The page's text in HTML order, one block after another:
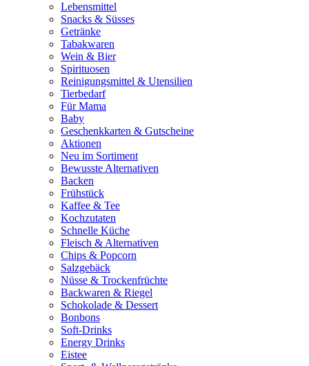
Lebensmittel
Snacks & Süsses
Getränke
Tabakwaren
Wein & Bier
Spirituosen
Reinigungsmittel & Utensilien
Tierbedarf
Für Mama
Baby
Geschenkkarten & Gutscheine
Aktionen
Neu im Sortiment
Bewusste Alternativen
Backen
Frühstück
Kaffee & Tee
Kochzutaten
Schnelle Küche
Fleisch & Alternativen
Chips & Popcorn
Salzgebäck
Nüsse & Trockenfrüchte
Backwaren & Riegel
Schokolade & Dessert
Bonbons
Soft-Drinks
Energy Drinks
Eistee